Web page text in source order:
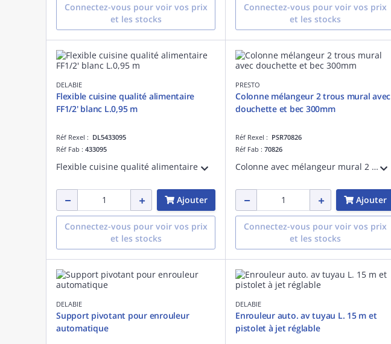
Connectez-vous pour voir vos prix
et les stocks
Connectez-vous pour voir vos prix
et les stocks
DELABIE
Flexible cuisine qualité alimentaire
FF1/2' blanc L.0,95 m
Réf Rexel : DL5433095
Réf Fab : 433095
Flexible cuisine qualité alimentaire
Ajouter
Connectez-vous pour voir vos prix
et les stocks
PRESTO
Colonne mélangeur 2 trous mural avec
douchette et bec 300mm
Réf Rexel : PSR70826
Réf Fab : 70826
Colonne avec mélangeur mural 2 trous, et douchette ergonomique 2 jets réglable. Hauteur de fixation : 582 mm par rapport au corps. Support mural réglable. Tête céramique 1/4 de tour plein débit. Douchette 12l/Min à 3 bar. Bec 300 mm
Ajouter
Connectez-vous pour voir vos prix
et les stocks
DELABIE
Support pivotant pour enrouleur
automatique
DELABIE
Enrouleur auto. av tuyau L. 15 m et
pistolet à jet réglable